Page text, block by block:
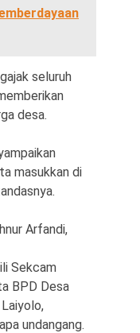
seluruh
desa.
masukkan di
Arfandi,
Sekcam
BPD Desa
undangang.